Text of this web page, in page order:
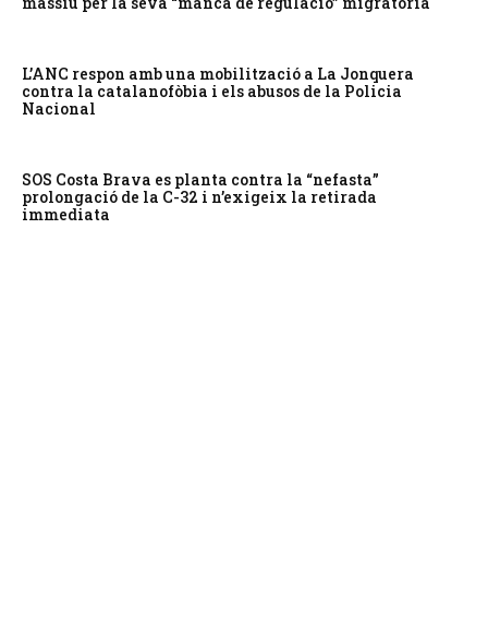
L’ANC respon amb una mobilització a La Jonquera
contra la catalanofòbia i els abusos de la Policia
Nacional
SOS Costa Brava es planta contra la “nefasta”
prolongació de la C-32 i n’exigeix la retirada
immediata